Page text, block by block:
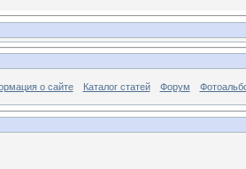
о сайте Каталог статей Форум